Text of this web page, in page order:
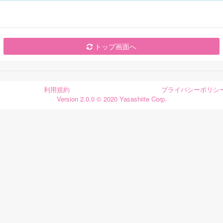
トップ画面へ
利用規約 プライバシーポリシ
Version 2.0.0 © 2020 Yasashiite Corp.